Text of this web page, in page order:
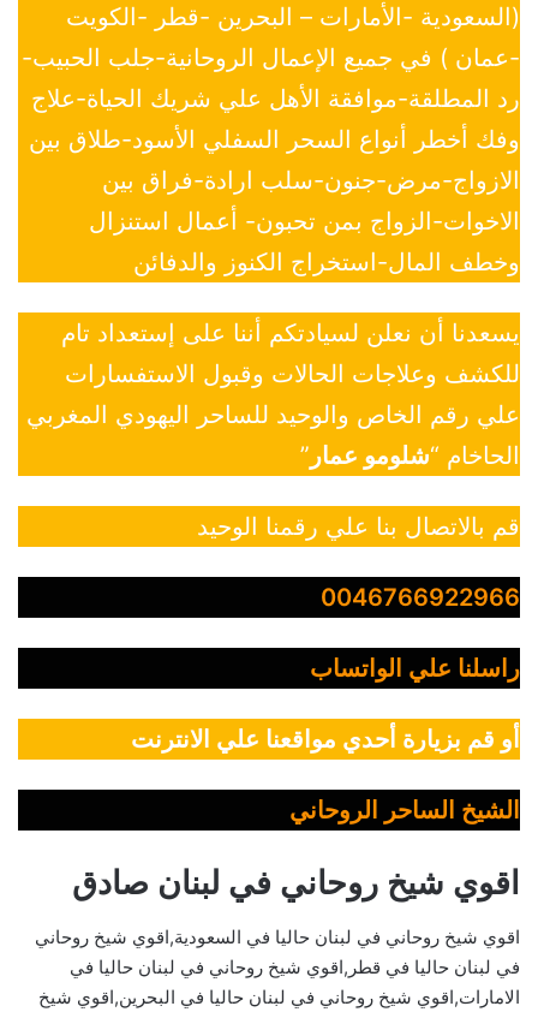
(السعودية -الأمارات – البحرين -قطر -الكويت
-عمان ) في جميع الإعمال الروحانية-جلب الحبيب-
رد المطلقة-موافقة الأهل علي شريك الحياة-علاج
وفك أخطر أنواع السحر السفلي الأسود-طلاق بين
الازواج-مرض-جنون-سلب ارادة-فراق بين
الاخوات-الزواج بمن تحبون- أعمال استنزال
وخطف المال-استخراج الكنوز والدفائن
يسعدنا أن نعلن لسيادتكم أننا على إستعداد تام
للكشف وعلاجات الحالات وقبول الاستفسارات
علي رقم الخاص والوحيد للساحر اليهودي المغربي
الحاخام “شلومو عمار ”
قم بالاتصال بنا علي رقمنا الوحيد
0046766922966
راسلنا علي الواتساب
أو قم بزيارة أحدي مواقعنا علي الانترنت
الشيخ الساحر الروحاني
اقوي شيخ روحاني في لبنان صادق
اقوي شيخ روحاني في لبنان حاليا في السعودية,اقوي شيخ روحاني
في لبنان حاليا في قطر,اقوي شيخ روحاني في لبنان حاليا في
الامارات,اقوي شيخ روحاني في لبنان حاليا في البحرين,اقوي شيخ